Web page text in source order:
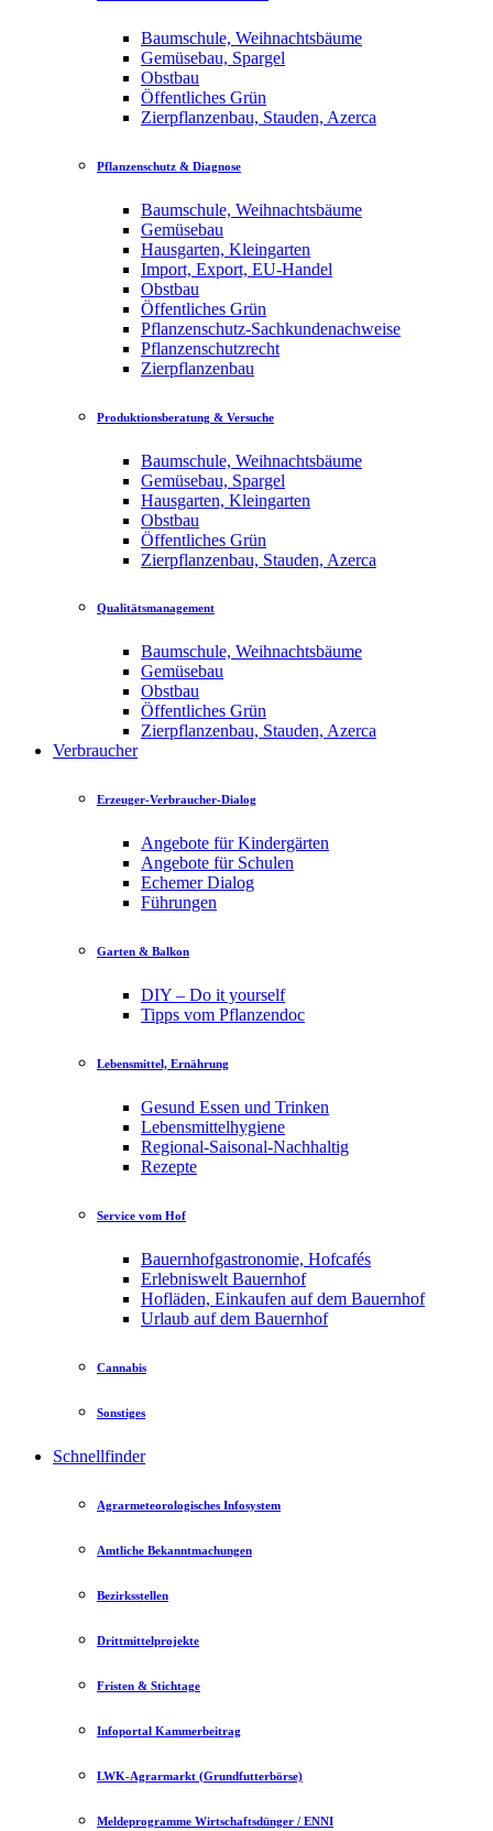
Baumschule, Weihnachtsbäume
Gemüsebau, Spargel
Obstbau
Öffentliches Grün
Zierpflanzenbau, Stauden, Azerca
Pflanzenschutz & Diagnose
Baumschule, Weihnachtsbäume
Gemüsebau
Hausgarten, Kleingarten
Import, Export, EU-Handel
Obstbau
Öffentliches Grün
Pflanzenschutz-Sachkundenachweise
Pflanzenschutzrecht
Zierpflanzenbau
Produktionsberatung & Versuche
Baumschule, Weihnachtsbäume
Gemüsebau, Spargel
Hausgarten, Kleingarten
Obstbau
Öffentliches Grün
Zierpflanzenbau, Stauden, Azerca
Qualitätsmanagement
Baumschule, Weihnachtsbäume
Gemüsebau
Obstbau
Öffentliches Grün
Zierpflanzenbau, Stauden, Azerca
Verbraucher
Erzeuger-Verbraucher-Dialog
Angebote für Kindergärten
Angebote für Schulen
Echemer Dialog
Führungen
Garten & Balkon
DIY – Do it yourself
Tipps vom Pflanzendoc
Lebensmittel, Ernährung
Gesund Essen und Trinken
Lebensmittelhygiene
Regional-Saisonal-Nachhaltig
Rezepte
Service vom Hof
Bauernhofgastronomie, Hofcafés
Erlebniswelt Bauernhof
Hofläden, Einkaufen auf dem Bauernhof
Urlaub auf dem Bauernhof
Cannabis
Sonstiges
Schnellfinder
Agrarmeteorologisches Infosystem
Amtliche Bekanntmachungen
Bezirksstellen
Drittmittelprojekte
Fristen & Stichtage
Infoportal Kammerbeitrag
LWK-Agrarmarkt (Grundfutterbörse)
Meldeprogramme Wirtschaftsdünger / ENNI